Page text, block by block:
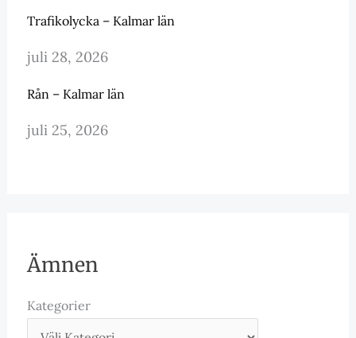
Trafikolycka – Kalmar län
juli 28, 2026
Rån – Kalmar län
juli 25, 2026
Ämnen
Kategorier